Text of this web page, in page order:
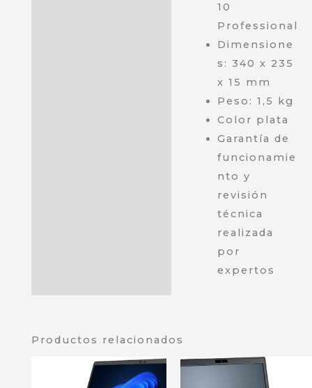
10
Professional
Dimensione
s: 340 x 235
x 15 mm
Peso: 1,5 kg
Color plata
Garantía de
funcionamie
nto y
revisión
técnica
realizada
por
expertos
Productos relacionados